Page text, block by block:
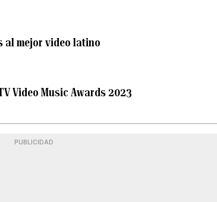
al mejor video latino
Video Music Awards 2023
PUBLICIDAD